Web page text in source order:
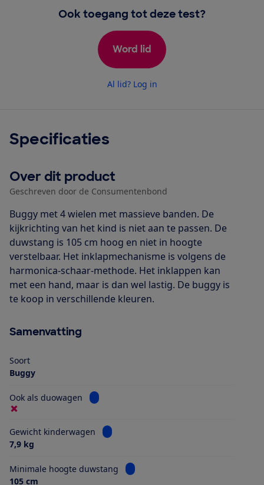
Ook toegang tot deze test?
Word lid
Al lid? Log in
Specificaties
Over dit product
Geschreven door de Consumentenbond
Buggy met 4 wielen met massieve banden. De
kijkrichting van het kind is niet aan te passen. De
duwstang is 105 cm hoog en niet in hoogte
verstelbaar. Het inklapmechanisme is volgens de
harmonica-schaar-methode. Het inklappen kan
met een hand, maar is dan wel lastig. De buggy is
te koop in verschillende kleuren.
Samenvatting
Soort
Buggy
Ook als duowagen Bekijk informatie voor Ook als duowagen
Gewicht kinderwagen
Bekijk informatie voor Gewicht
7,9 kg
Minimale hoogte duwstang
Bekijk informatie voor Minimale
105 cm